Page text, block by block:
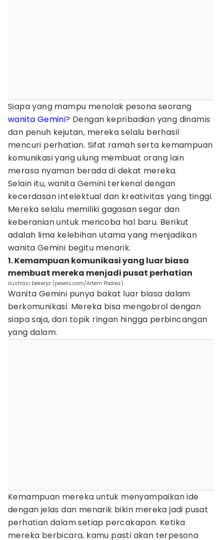
Siapa yang mampu menolak pesona seorang
wanita Gemini? Dengan kepribadian yang dinamis
dan penuh kejutan, mereka selalu berhasil
mencuri perhatian. Sifat ramah serta kemampuan
komunikasi yang ulung membuat orang lain
merasa nyaman berada di dekat mereka.
Selain itu, wanita Gemini terkenal dengan
kecerdasan intelektual dan kreativitas yang tinggi.
Mereka selalu memiliki gagasan segar dan
keberanian untuk mencoba hal baru. Berikut
adalah lima kelebihan utama yang menjadikan
wanita Gemini begitu menarik.
1. Kemampuan komunikasi yang luar biasa
membuat mereka menjadi pusat perhatian
ilustrasi bekerja (pexels.com/Artem Podrez)
Wanita Gemini punya bakat luar biasa dalam
berkomunikasi. Mereka bisa mengobrol dengan
siapa saja, dari topik ringan hingga perbincangan
yang dalam.
Kemampuan mereka untuk menyampaikan ide
dengan jelas dan menarik bikin mereka jadi pusat
perhatian dalam setiap percakapan. Ketika
mereka berbicara, kamu pasti akan terpesona